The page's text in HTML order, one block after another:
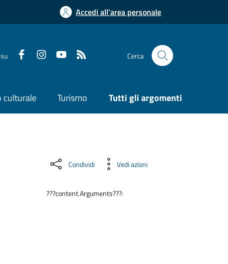
Accedi all'area personale
Cerca
culturale Turismo Tutti gli argomenti
Condividi Vedi azioni
???content.Arguments???: